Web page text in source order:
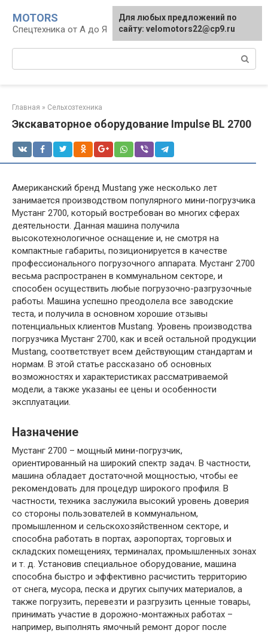
контенту
MOTORS
Спецтехника от А до Я
Главная » Сельхозтехника
Экскаваторное оборудование Impulse BL 2700
Американский бренд Mustang уже несколько лет
занимается производством популярного мини-погрузчика
Мустанг 2700, который востребован во многих сферах
деятельности. Данная машина получила
высокотехнологичное оснащение и, не смотря на
компактные габариты, позиционируется в качестве
профессионального погрузочного аппарата. Мустанг 2700
весьма распространен в коммунальном секторе, и
способен осуществить любые погрузочно-разгрузочные
работы. Машина успешно преодолела все заводские
теста, и получила в основном хорошие отзывы
потенциальных клиентов Mustang. Уровень производства
погрузчика Мустанг 2700, как и всей остальной продукции
Mustang, соответствует всем действующим стандартам и
нормам. В этой статье рассказано об основных
возможностях и характеристиках рассматриваемой
модели, а также указаны ее цены и особенности
эксплуатации.
Назначение
Мустанг 2700 – мощный мини-погрузчик,
ориентированный на широкий спектр задач. В частности,
машина обладает достаточной мощностью, чтобы ее
рекомендовать для процедур широкого профиля. В
частности, техника заслужила высокий уровень доверия
со стороны пользователей в коммунальном,
промышленном и сельскохозяйственном секторе, и
способна работать в портах, аэропортах, торговых и
складских помещениях, терминалах, промышленных зонах
и т. д. Установив специальное оборудование, машина
способна быстро и эффективно расчистить территорию
от снега, мусора, песка и других сыпучих материалов, а
также погрузить, перевезти и разгрузить ценные товары,
принимать участие в дорожно-монтажных работах –
например, выполнять ямочный ремонт дорог после
Для любых предложений по
сайту: velomotors22@cp9.ru